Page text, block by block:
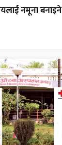
नमूना बनाइने